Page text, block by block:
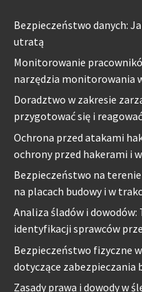
Bezpieczeństwo danych:
utratą
Monitorowanie
narzędzia monitorowania
Doradztwo w zakresie
przygotować się i
Ochrona przed atakami
ochrony przed hakerami i
Bezpieczeństwo na
na placach budowy i w
Analiza śladów i dowodów:
identyfikacji sprawców
Bezpieczeństwo fizyczne
dotyczące zabezpieczania
Zasady prawa i dowody w